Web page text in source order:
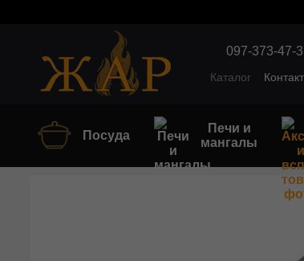
097-373-47-
Каталог
Посуда
Печи и
мангалы